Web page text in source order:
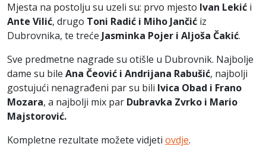
Mjesta na postolju su uzeli su: prvo mjesto Ivan Lekić i
Ante Vilić, drugo Toni Radić i Miho Jančić iz
Dubrovnika, te treće Jasminka Pojer i Aljoša Čakić.
Sve predmetne nagrade su otišle u Dubrovnik. Najbolje
dame su bile Ana Čeović i Andrijana Rabušić, najbolji
gostujući nenagrađeni par su bili Ivica Obad i Frano
Mozara, a najbolji mix par Dubravka Zvrko i Mario
Majstorović.
Kompletne rezultate možete vidjeti ovdje.